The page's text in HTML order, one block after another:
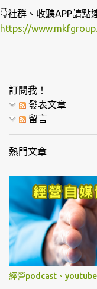
👇社群、收聽APP請點
https://
訂閱我！
發表文章
留言
熱門文章
經營podcast、